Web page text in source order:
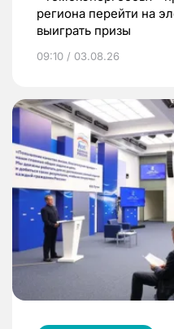
региона перейти на
выиграть призы
09:10 / 03.08.26